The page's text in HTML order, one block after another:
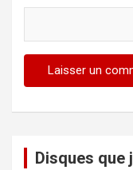
Disques que